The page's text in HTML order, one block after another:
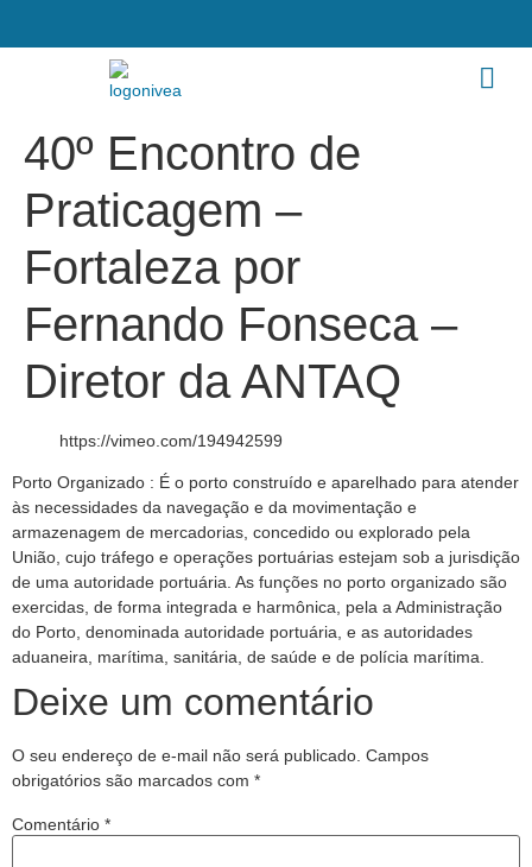
40º Encontro de
Praticagem –
Fortaleza por
Fernando Fonseca –
Diretor da ANTAQ
https://vimeo.com/194942599
Porto Organizado : É o porto construído e aparelhado para atender
às necessidades da navegação e da movimentação e
armazenagem de mercadorias, concedido ou explorado pela
União, cujo tráfego e operações portuárias estejam sob a jurisdição
de uma autoridade portuária. As funções no porto organizado são
exercidas, de forma integrada e harmônica, pela a Administração
do Porto, denominada autoridade portuária, e as autoridades
aduaneira, marítima, sanitária, de saúde e de polícia marítima.
Deixe um comentário
O seu endereço de e-mail não será publicado. Campos
obrigatórios são marcados com *
Comentário *